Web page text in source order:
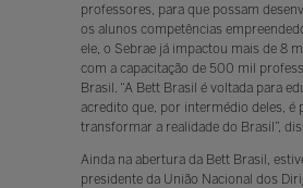
professores, para que possam
os alunos competências
ele, o Sebrae já impactou mais de 8
com a capacitação de 500 mil
Brasil. “A Bett Brasil é voltada para
acredito que, por intermédio deles, é
transformar a realidade do Brasil”,
Ainda na abertura da Bett Brasil,
presidente da União Nacional dos